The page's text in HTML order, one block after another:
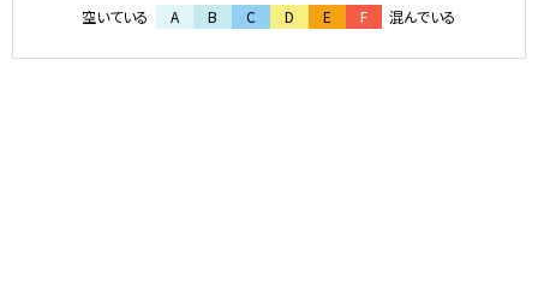
空いている A B C D E F 混んでいる